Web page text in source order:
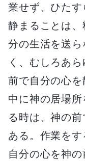
業せず、ひた
静まることは
分の生活を送
く、むしろあ
前で自分の心
中に神の居場
る時は、神の
ある。作業をす
自分の心を神